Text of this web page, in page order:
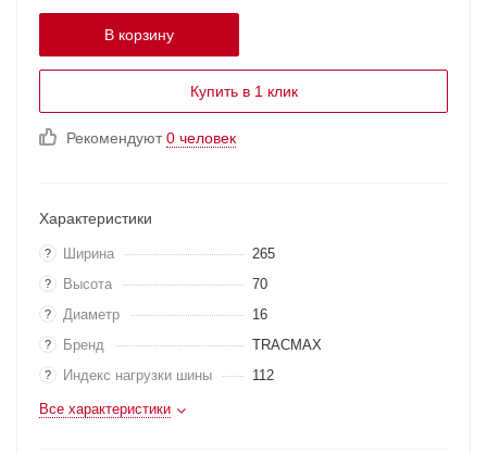
В корзину
Купить в 1 клик
Рекомендуют0 человек
Характеристики
? Ширина 265
? Высота 70
? Диаметр 16
? Бренд TRACMAX
? Индекс нагрузки шины 112
Все характеристики